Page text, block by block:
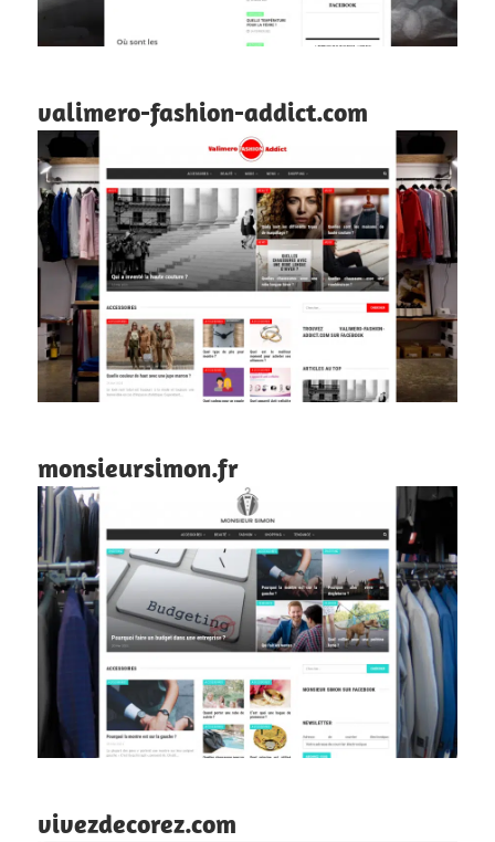
valimero-fashion-addict.com
monsieursimon.fr
vivezdecorez.com